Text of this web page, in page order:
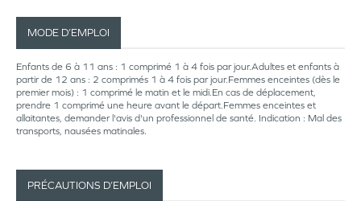
MODE D’EMPLOI
Enfants de 6 à 11 ans : 1 comprimé 1 à 4 fois par jour.Adultes et enfants à
partir de 12 ans : 2 comprimés 1 à 4 fois par jour.Femmes enceintes (dès le
premier mois) : 1 comprimé le matin et le midi.En cas de déplacement,
prendre 1 comprimé une heure avant le départ.Femmes enceintes et
allaitantes, demander l'avis d'un professionnel de santé. Indication : Mal des
transports, nausées matinales.
PRÉCAUTIONS D’EMPLOI